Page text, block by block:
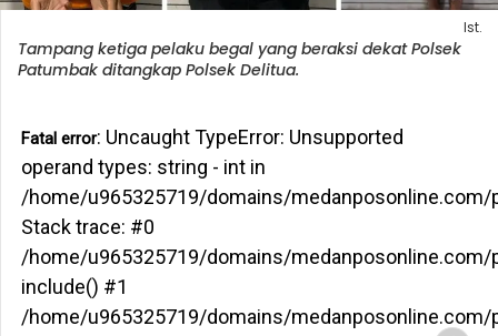
Ist.
Tampang ketiga pelaku begal yang beraksi dekat Polsek
Patumbak ditangkap Polsek Delitua.
Fatal error: Uncaught TypeError: Unsupported
operand types: string - int in
/home/u965325719/domains/
Stack trace: #0
/home/u965325719/domains/
include() #1
/home/u965325719/domains/